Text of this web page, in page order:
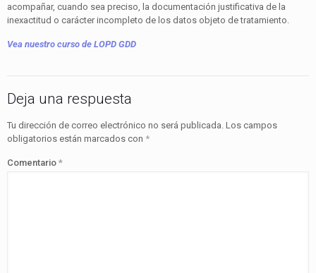
acompañar, cuando sea preciso, la documentación justificativa de la
inexactitud o carácter incompleto de los datos objeto de tratamiento.
Vea nuestro curso de LOPD GDD
Deja una respuesta
Tu dirección de correo electrónico no será publicada. Los campos
obligatorios están marcados con *
Comentario *